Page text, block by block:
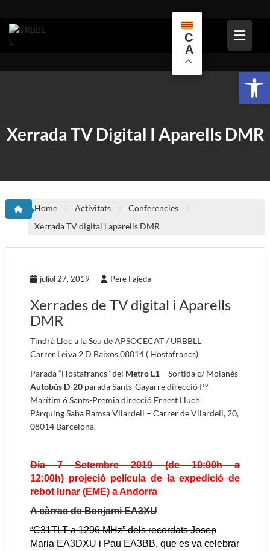
content
Xerrada TV Digital I Aparells DMR
Home Activitats
Conferencies
Xerrada TV digital i aparells DMR
juliol 27, 2019 Pere Fajeda
Xerrades de TV digital i Aparells
DMR
Tindrà Lloc a la Seu de APSOCECAT / URBBLL
Carrer Leiva 2 D Baixos 08014 ( Hostafrancs)
Parada “Hostafrancs” del Metro L1– Sortida c/ Moianès
Autobús D-20parada Sants-Gayarre direcció Pº
Marítim ó Sants-Premia direcció Ernest Lluch
Pàrquing Saba Bamsa Vilardell – Carrer de Vilardell, 20,
08014 Barcelona.
Dia 7 Setembre 2019(de 10:00h a
12:00h)projeció película de la expedició de
rebot lunar (EME) a Andorra
A càrrac de Benjami EA3XU
“C31TLT a 1296 MHz” dels recordats Josep
Maria EA3DXU i Pau EA3BB, que es va celebrar
C
A